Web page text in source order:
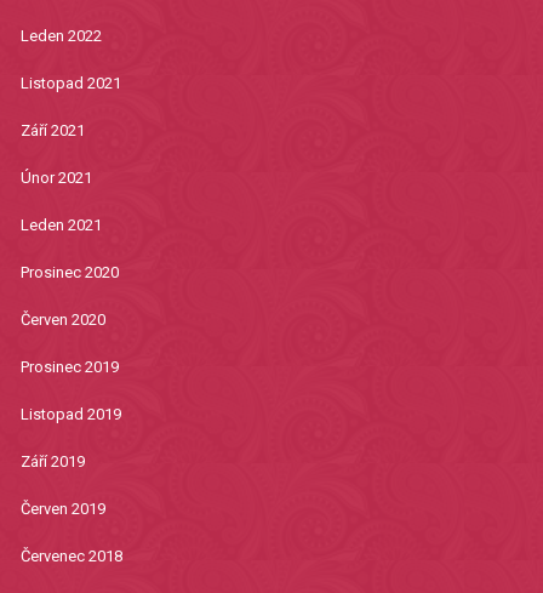
Leden 2022
Listopad 2021
Září 2021
Únor 2021
Leden 2021
Prosinec 2020
Červen 2020
Prosinec 2019
Listopad 2019
Září 2019
Červen 2019
Červenec 2018